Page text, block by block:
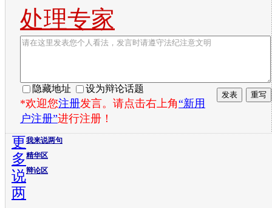
处理专家
隐藏地址 设为辩论话题
*欢迎您注册发言。请点击右上角“新用
户注册”进行注册！
我来说两句
精华区
辩论区
更
多
说
两